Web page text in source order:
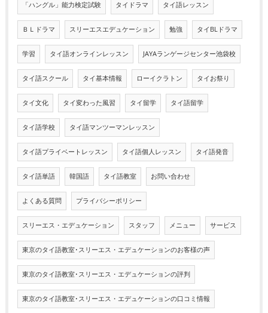
「ハングル」能力検定試験 タイドラマ タイ語レッスン
ＢＬドラマ スリーエスエデュケーション 勉強 タイBLドラマ
学習 タイ語オンラインレッスン JAYAランゲージセンター池袋校
タイ語スクール タイ基本情報 ローイクラトン タイお祭り
タイ文化 タイ変わった風習 タイ留学 タイ語留学
タイ語学校 タイ語マンツーマンレッスン
タイ語プライベートレッスン タイ語個人レッスン タイ語発音
タイ語単語 韓国語 タイ語教室 お問い合わせ
よくある質問 プライバシーポリシー
スリーエス・エデュケーション スタッフ メニュー サービス
東京のタイ語教室･スリーエス・エデュケーションのお客様の声
東京のタイ語教室･スリーエス・エデュケーションの評判
東京のタイ語教室･スリーエス・エデュケーションの口コミ情報